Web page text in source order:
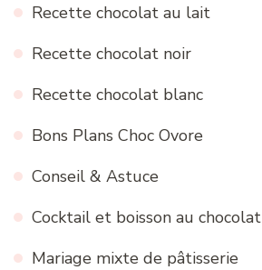
Recette chocolat au lait
Recette chocolat noir
Recette chocolat blanc
Bons Plans Choc Ovore
Conseil & Astuce
Cocktail et boisson au chocolat
Mariage mixte de pâtisserie